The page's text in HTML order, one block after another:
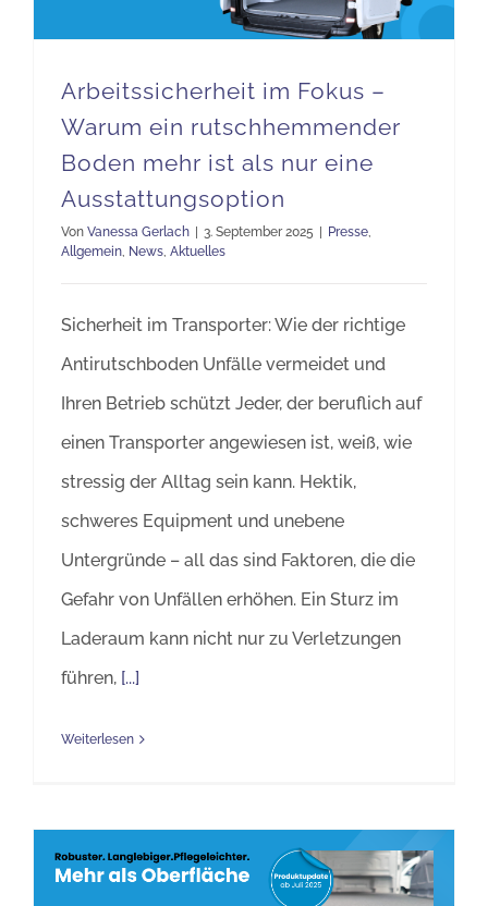
Arbeitssicherheit im Fokus –
Warum ein rutschhemmender
Boden mehr ist als nur eine
Ausstattungsoption
Von Vanessa Gerlach 3. September 2025 Presse,
Allgemein, News, Aktuelles
Sicherheit im Transporter: Wie der richtige
Antirutschboden Unfälle vermeidet und
Ihren Betrieb schützt Jeder, der beruflich auf
einen Transporter angewiesen ist, weiß, wie
stressig der Alltag sein kann. Hektik,
schweres Equipment und unebene
Untergründe – all das sind Faktoren, die die
Gefahr von Unfällen erhöhen. Ein Sturz im
Laderaum kann nicht nur zu Verletzungen
führen, [...]
Weiterlesen